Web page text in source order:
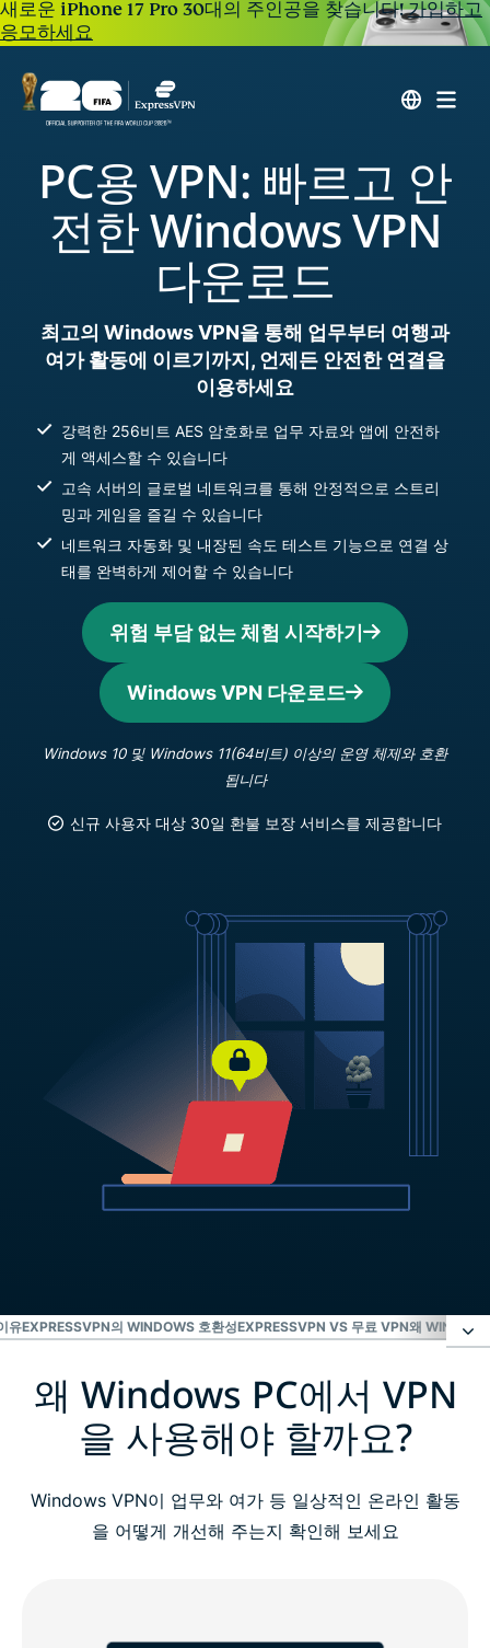
새로운 iPhone 17 Pro 30대의 주인공을 찾습니다!가입하고
응모하세요
PC용 VPN: 빠르고 안
전한 Windows VPN
다운로드
최고의 Windows VPN을 통해 업무부터 여행과
여가 활동에 이르기까지, 언제든 안전한 연결을
이용하세요
강력한 256비트 AES 암호화로 업무 자료와 앱에 안전하
게 액세스할 수 있습니다
고속 서버의 글로벌 네트워크를 통해 안정적으로 스트리
밍과 게임을 즐길 수 있습니다
네트워크 자동화 및 내장된 속도 테스트 기능으로 연결 상
태를 완벽하게 제어할 수 있습니다
위험 부담 없는 체험 시작하기
Windows VPN 다운로드
Windows 10 및 Windows 11(64비트) 이상의 운영 체제와 호환
됩니다
신규 사용자 대상 30일 환불 보장 서비스를 제공합니다
유EXPRESSVPN의 WINDOWS 호환성EXPRESSVPN VS 무료 VPN왜
왜 Windows PC에서 VPN을 사용해야 할까요?
Windows에 ExpressVPN 설정하는 방법 3단계
영상 가이드: PC에 ExpressVPN 설치하는 방법
왜 Windows PC에서 VPN
을 사용해야 할까요?
Windows VPN이 업무와 여가 등 일상적인 온라인 활동
을 어떻게 개선해 주는지 확인해 보세요